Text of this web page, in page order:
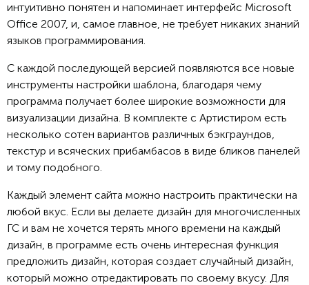
интуитивно понятен и напоминает интерфейс Microsoft
Office 2007, и, самое главное, не требует никаких знаний
языков программирования.
С каждой последующей версией появляются все новые
инструменты настройки шаблона, благодаря чему
программа получает более широкие возможности для
визуализации дизайна. В комплекте с Артистиром есть
несколько сотен вариантов различных бэкграундов,
текстур и всяческих прибамбасов в виде бликов панелей
и тому подобного.
Каждый элемент сайта можно настроить практически на
любой вкус. Если вы делаете дизайн для многочисленных
ГС и вам не хочется терять много времени на каждый
дизайн, в программе есть очень интересная функция
предложить дизайн, которая создает случайный дизайн,
который можно отредактировать по своему вкусу. Для